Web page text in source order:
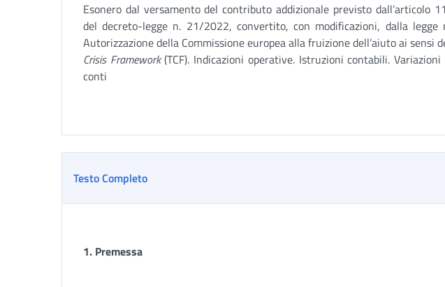
Esonero dal versamento del contributo addizionale previsto dall’articolo
del decreto-legge n. 21/2022, convertito, con modificazioni, dalla legge
Autorizzazione della Commissione europea alla fruizione dell’aiuto ai sensi
Crisis Framework(TCF). Indicazioni operative. Istruzioni contabili.
conti
Testo Completo
1. Premessa